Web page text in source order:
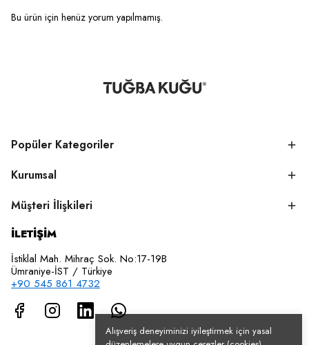
Alışveriş deneyiminizi iyileştirmek için yasal
Bu ürün için henüz yorum yapılmamış.
Popüler Kategoriler
Kurumsal
Müşteri İlişkileri
İLETİŞİM
İstiklal Mah. Mihraç Sok. No:17-19B
Ümraniye-İST / Türkiye
+90 545 861 4732